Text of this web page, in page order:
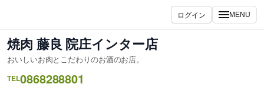
を
ス
キ
ッ
ログイン MENU
焼肉 藤良 院庄インター店
おいしいお肉とこだわりのお酒のお店。
TEL0868288801